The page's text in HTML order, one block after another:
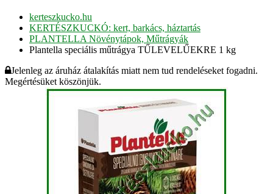
kerteszkucko.hu
KERTÉSZKUCKÓ: kert, barkács, háztartás
PLANTELLA Növénytápok, Műtrágyák
Plantella speciális műtrágya TŰLEVELŰEKRE 1 kg
Jelenleg az áruház átalakítás miatt nem tud rendeléseket fogadni.
Megértésüket köszönjük.